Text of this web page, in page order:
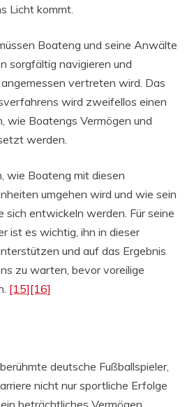
Licht kommt.
Boateng und seine Anwälte
sorgfältig navigieren und
vertreten wird. Das
wird zweifellos einen
wie Boatengs Vermögen und
werden.
wie Boateng mit diesen
umgehen wird und wie sein
sich entwickeln werden. Für seine
ist es wichtig, ihn in dieser
und auf das Ergebnis
zu warten, bevor voreilige
[15][16]
deutsche Fußballspieler,
nicht nur sportliche Erfolge